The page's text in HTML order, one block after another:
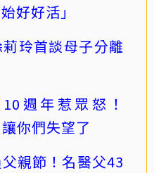
好好活」
玲首談母子分離
週年惹眾怒！
你們失望了
親節！名醫父43